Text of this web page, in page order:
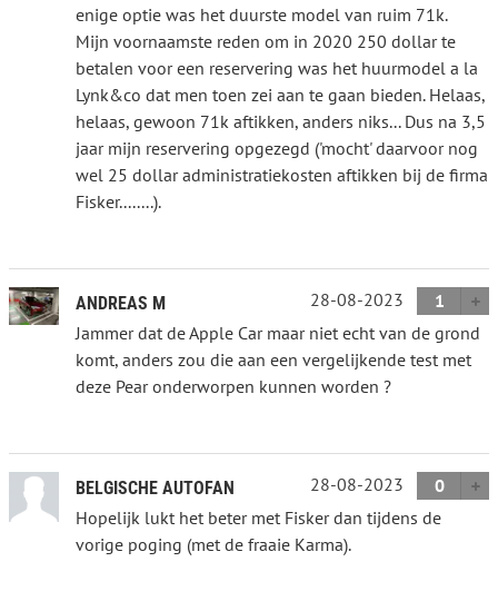
enige optie was het duurste model van ruim 71k.
Mijn voornaamste reden om in 2020 250 dollar te
betalen voor een reservering was het huurmodel a la
Lynk&co dat men toen zei aan te gaan bieden. Helaas,
helaas, gewoon 71k aftikken, anders niks... Dus na 3,5
jaar mijn reservering opgezegd ('mocht' daarvoor nog
wel 25 dollar administratiekosten aftikken bij de firma
Fisker........).
ANDREAS M 28-08-2023
1
Jammer dat de Apple Car maar niet echt van de grond
komt, anders zou die aan een vergelijkende test met
deze Pear onderworpen kunnen worden ?
BELGISCHE AUTOFAN 28-08-2023
0
Hopelijk lukt het beter met Fisker dan tijdens de
vorige poging (met de fraaie Karma).